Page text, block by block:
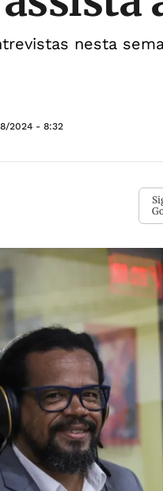
nesta
2024 - 8:32